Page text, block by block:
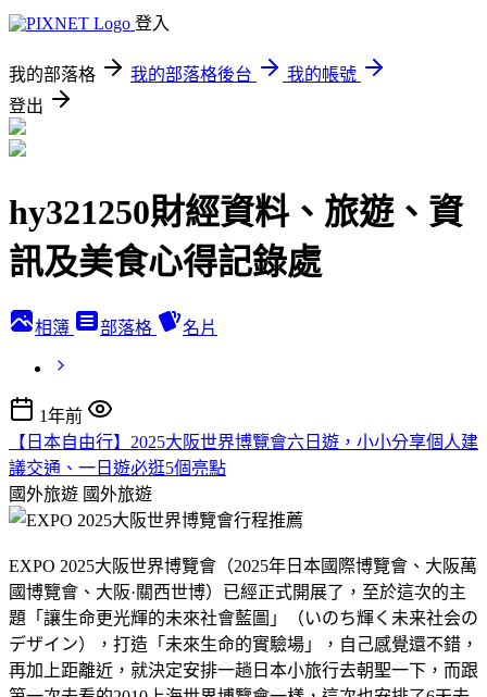
登入
我的部落格 我的部落格後台
我的帳號
登出
hy321250財經資料、旅遊、資
訊及美食心得記錄處
相簿 部落格 名片
1年前
【日本自由行】2025大阪世界博覽會六日遊，小小分享個人建
議交通、一日遊必逛5個亮點
國外旅遊 國外旅遊
EXPO 2025大阪世界博覽會（2025年日本國際博覽會、大阪萬
國博覽會、大阪·關西世博）已經正式開展了，至於這次的主
題「讓生命更光輝的未來社會藍圖」（いのち輝く未来社会の
デザイン），打造「未來生命的實驗場」，自己感覺還不錯，
再加上距離近，就決定安排一趟日本小旅行去朝聖一下，而跟